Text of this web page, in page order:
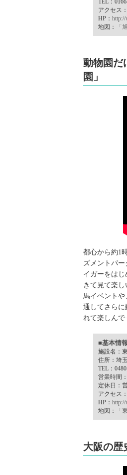
TEL：
アクセス
HP： http://
地図：
「
動物園だ
園」
都心から約1
ズメントパ
イガーをは
きて見て楽
馬イベントや
通してさら
れて楽しんで
■基本情報
施設名：
住所：埼
TEL：
営業時間
定休日：
アクセス
HP： http://
地図：
「
大阪の歴